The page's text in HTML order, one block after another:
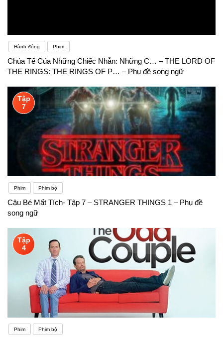
Hành động Phim
Chúa Tể Của Những Chiếc Nhẫn: Những C… – THE LORD OF
THE RINGS: THE RINGS OF P… – Phụ đề song ngữ
Tập
7
Phim Phim bộ
Cậu Bé Mất Tích- Tập 7 – STRANGER THINGS 1 – Phụ đề
song ngữ
Tập
4
Phim Phim bộ